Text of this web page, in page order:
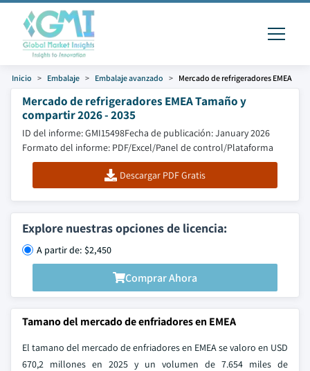
Inicio Embalaje Embalaje avanzado Mercado de refrigeradores EMEA
Mercado de refrigeradores EMEA Tamaño y
compartir 2026 - 2035
ID del informe: GMI15498Fecha de publicación: January 2026
Formato del informe: PDF/Excel/Panel de control/Plataforma
Descargar PDF Gratis
Explore nuestras opciones de licencia:
A partir de: $2,450
Comprar Ahora
Tamano del mercado de enfriadores en EMEA
El tamano del mercado de enfriadores en EMEA se valoro en USD
670,2 millones en 2025 y un volumen de 7.654 miles de